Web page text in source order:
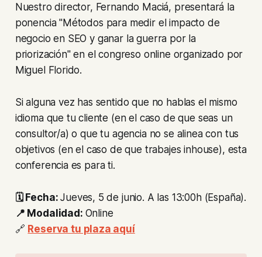
Nuestro director, Fernando Maciá, presentará la
ponencia "Métodos para medir el impacto de
negocio en SEO y ganar la guerra por la
priorización" en el congreso online organizado por
Miguel Florido.
Si alguna vez has sentido que no hablas el mismo
idioma que tu cliente (en el caso de que seas un
consultor/a) o que tu agencia no se alinea con tus
objetivos (en el caso de que trabajes inhouse), esta
conferencia es para ti.
🗓️ Fecha:Jueves, 5 de junio. A las 13:00h (España).
📍 Modalidad: Online
🔗 Reserva tu plaza aquí